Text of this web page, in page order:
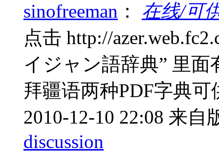
sinofreeman ： 在线/可
点击 http://
イジャン語辞典” 里
拜疆语两种PDF字典可
2010-12-10 22:08 来自
discussion